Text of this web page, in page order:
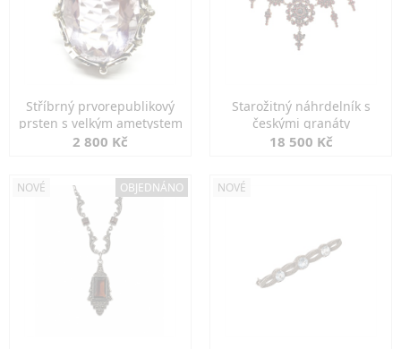
Stříbrný prvorepublikový
prsten s velkým ametystem
2 800 Kč
Starožitný náhrdelník s
českými granáty
18 500 Kč
NOVÉ OBJEDNÁNO NOVÉ